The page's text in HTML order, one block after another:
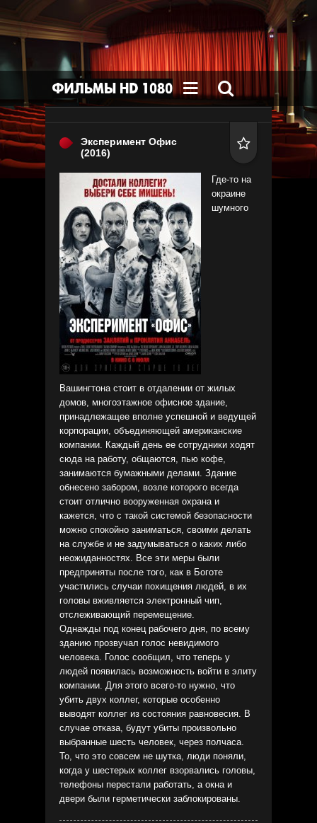
 
Эксперимент Офис
(2016)

Где-то на
окраине
шумного
Вашингтона стоит в отдалении от жилых
домов, многоэтажное офисное здание,
принадлежащее вполне успешной и ведущей
корпорации, объединяющей американские
компании. Каждый день ее сотрудники ходят
сюда на работу, общаются, пью кофе,
занимаются бумажными делами. Здание
обнесено забором, возле которого всегда
стоит отлично вооруженная охрана и
кажется, что с такой системой безопасности
можно спокойно заниматься, своими делать
на службе и не задумываться о каких либо
неожиданностях. Все эти меры были
предприняты после того, как в Боготе
участились случаи похищения людей, в их
головы вживляется электронный чип,
отслеживающий перемещение.
Однажды под конец рабочего дня, по всему
зданию прозвучал голос невидимого
человека. Голос сообщил, что теперь у
людей появилась возможность войти в элиту
компании. Для этого всего-то нужно, что
убить двух коллег, которые особенно
выводят коллег из состояния равновесия. В
случае отказа, будут убиты произвольно
выбранные шесть человек, через полчаса.
То, что это совсем не шутка, люди поняли,
когда у шестерых коллег взорвались головы,
телефоны перестали работать, а окна и
двери были герметически заблокированы.